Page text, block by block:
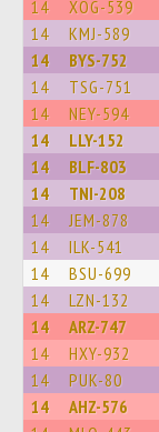
14 XOG-539
14 KMJ-589
14 BYS-752
14 TSG-751
14 NEY-594
14 LLY-152
14 BLF-803
14 TNI-208
14 JEM-878
14 ILK-541
14 BSU-699
14 LZN-132
14 ARZ-747
14 HXY-932
14 PUK-80
14 AHZ-576